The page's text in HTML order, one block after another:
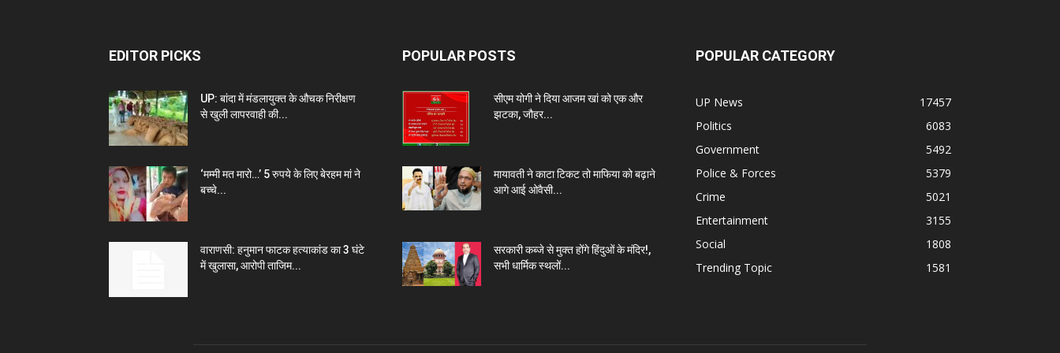
EDITOR PICKS
UP: बांदा में मंडलायुक्त के औचक निरीक्षण
से खुली लापरवाही की...
‘मम्मी मत मारो…’ 5 रुपये के लिए बेरहम मां ने
बच्चे...
वाराणसी: हनुमान फाटक हत्याकांड का 3 घंटे
में खुलासा, आरोपी ताजिम...
POPULAR POSTS
सीएम योगी ने दिया आजम खां को एक और
झटका, जौहर...
मायावती ने काटा टिकट तो माफिया को बढ़ाने
आगे आई ओवैसी...
सरकारी कब्जे से मुक्त होंगे हिंदुओं के मंदिर!,
सभी धार्मिक स्थलों...
POPULAR CATEGORY
UP News
17457
Politics
6083
Government
5492
Police & Forces
5379
Crime
5021
Entertainment
3155
Social
1808
Trending Topic
1581